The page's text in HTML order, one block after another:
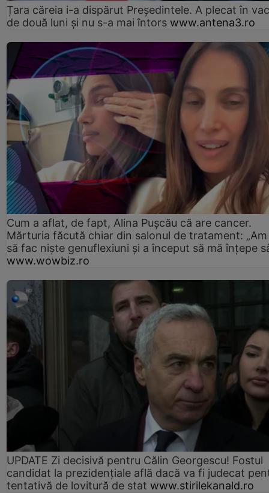
Țara căreia i-a dispărut Președintele. A plecat în
de două luni și nu s-a mai întors www.antena3.ro
Cum a aflat, de fapt, Alina Pușcău că are cancer.
Mărturia făcută chiar din salonul de tratament:
să fac niște genuflexiuni și a început să mă înțepe
www.wowbiz.ro
UPDATE Zi decisivă pentru Călin Georgescu! Fostul
candidat la prezidențiale află dacă va fi judecat
tentativă de lovitură de stat www.stirilekanald.ro